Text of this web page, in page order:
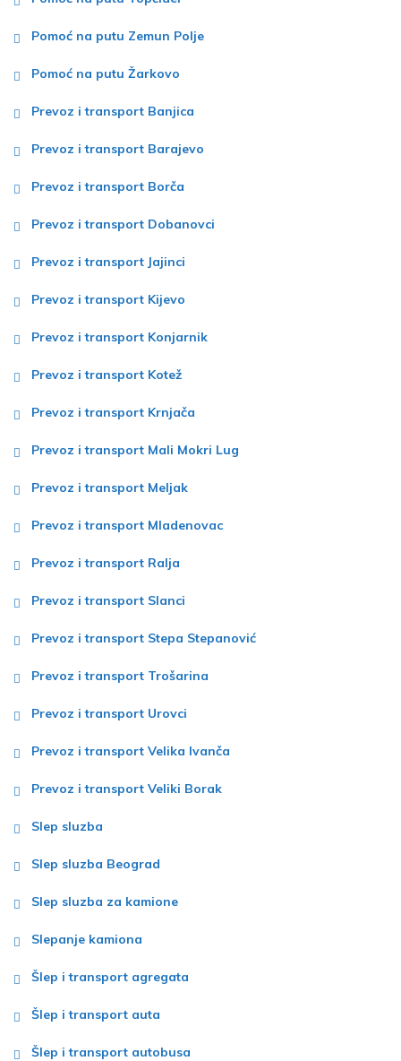
Pomoć na putu Zemun Polje
Pomoć na putu Žarkovo
Prevoz i transport Banjica
Prevoz i transport Barajevo
Prevoz i transport Borča
Prevoz i transport Dobanovci
Prevoz i transport Jajinci
Prevoz i transport Kijevo
Prevoz i transport Konjarnik
Prevoz i transport Kotež
Prevoz i transport Krnjača
Prevoz i transport Mali Mokri Lug
Prevoz i transport Meljak
Prevoz i transport Mladenovac
Prevoz i transport Ralja
Prevoz i transport Slanci
Prevoz i transport Stepa Stepanović
Prevoz i transport Trošarina
Prevoz i transport Urovci
Prevoz i transport Velika Ivanča
Prevoz i transport Veliki Borak
Slep sluzba
Slep sluzba Beograd
Slep sluzba za kamione
Slepanje kamiona
Šlep i transport agregata
Šlep i transport auta
Šlep i transport autobusa